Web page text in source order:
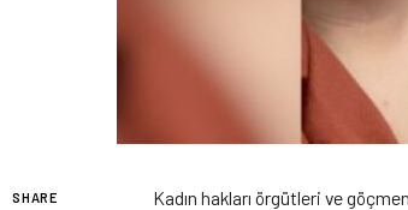
SHARE
Kadın hakları örgütleri ve